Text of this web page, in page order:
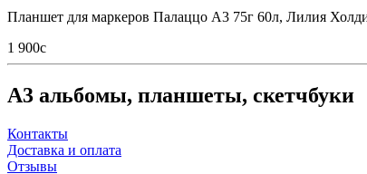
Планшет для маркеров Палаццо А3 75г 60л, Лилия
1 900c
А3 альбомы, планшеты, скетчбуки
Контакты
Доставка и оплата
Отзывы